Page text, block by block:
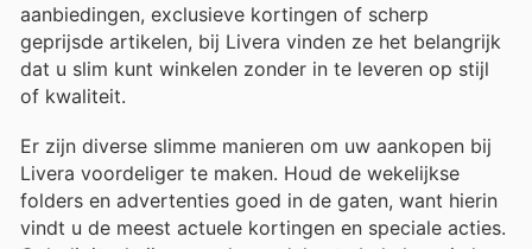
aanbiedingen, exclusieve kortingen of scherp
geprijsde artikelen, bij Livera vinden ze het belangrijk
dat u slim kunt winkelen zonder in te leveren op stijl
of kwaliteit.
Er zijn diverse slimme manieren om uw aankopen bij
Livera voordeliger te maken. Houd de wekelijkse
folders en advertenties goed in de gaten, want hierin
vindt u de meest actuele kortingen en speciale acties.